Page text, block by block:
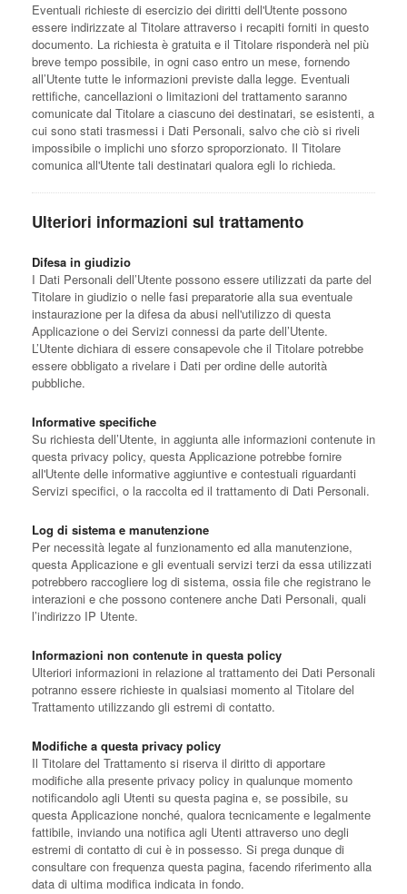
Eventuali richieste di esercizio dei diritti dell'Utente possono
essere indirizzate al Titolare attraverso i recapiti forniti in questo
documento. La richiesta è gratuita e il Titolare risponderà nel più
breve tempo possibile, in ogni caso entro un mese, fornendo
all’Utente tutte le informazioni previste dalla legge. Eventuali
rettifiche, cancellazioni o limitazioni del trattamento saranno
comunicate dal Titolare a ciascuno dei destinatari, se esistenti, a
cui sono stati trasmessi i Dati Personali, salvo che ciò si riveli
impossibile o implichi uno sforzo sproporzionato. Il Titolare
comunica all'Utente tali destinatari qualora egli lo richieda.
Ulteriori informazioni sul trattamento
Difesa in giudizio
I Dati Personali dell’Utente possono essere utilizzati da parte del
Titolare in giudizio o nelle fasi preparatorie alla sua eventuale
instaurazione per la difesa da abusi nell'utilizzo di questa
Applicazione o dei Servizi connessi da parte dell’Utente.
L’Utente dichiara di essere consapevole che il Titolare potrebbe
essere obbligato a rivelare i Dati per ordine delle autorità
pubbliche.
Informative specifiche
Su richiesta dell’Utente, in aggiunta alle informazioni contenute in
questa privacy policy, questa Applicazione potrebbe fornire
all'Utente delle informative aggiuntive e contestuali riguardanti
Servizi specifici, o la raccolta ed il trattamento di Dati Personali.
Log di sistema e manutenzione
Per necessità legate al funzionamento ed alla manutenzione,
questa Applicazione e gli eventuali servizi terzi da essa utilizzati
potrebbero raccogliere log di sistema, ossia file che registrano le
interazioni e che possono contenere anche Dati Personali, quali
l’indirizzo IP Utente.
Informazioni non contenute in questa policy
Ulteriori informazioni in relazione al trattamento dei Dati Personali
potranno essere richieste in qualsiasi momento al Titolare del
Trattamento utilizzando gli estremi di contatto.
Modifiche a questa privacy policy
Il Titolare del Trattamento si riserva il diritto di apportare
modifiche alla presente privacy policy in qualunque momento
notificandolo agli Utenti su questa pagina e, se possibile, su
questa Applicazione nonché, qualora tecnicamente e legalmente
fattibile, inviando una notifica agli Utenti attraverso uno degli
estremi di contatto di cui è in possesso. Si prega dunque di
consultare con frequenza questa pagina, facendo riferimento alla
data di ultima modifica indicata in fondo.